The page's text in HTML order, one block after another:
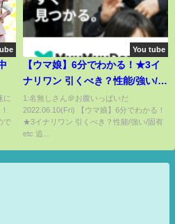
に
で
You tube
【ウマ娘】6分でわかる！★3イ
ナリワン 引くべき？性能/強い/固
有 etc 追込みやダートの手持ち
がいない方には強いキャラとい
う位置づけです！【のっちんTV
1:名無しさん＠お腹いっぱいだ
2022.06.10(Fri) 【ウマ娘】6分でわかる！
★3イナリワン 引くべき？性能/強い/固有
etc 追...